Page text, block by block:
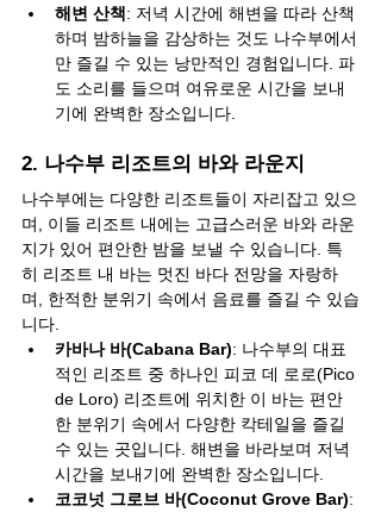
해변 산책: 저녁 시간에 해변을 따라 산책
하며 밤하늘을 감상하는 것도 나수부에서
만 즐길 수 있는 낭만적인 경험입니다. 파
도 소리를 들으며 여유로운 시간을 보내
기에 완벽한 장소입니다.
2. 나수부 리조트의 바와 라운지
나수부에는 다양한 리조트들이 자리잡고 있으
며, 이들 리조트 내에는 고급스러운 바와 라운
지가 있어 편안한 밤을 보낼 수 있습니다. 특
히 리조트 내 바는 멋진 바다 전망을 자랑하
며, 한적한 분위기 속에서 음료를 즐길 수 있습
니다.
카바나 바(Cabana Bar): 나수부의 대표
적인 리조트 중 하나인 피코 데 로로(Pico
de Loro) 리조트에 위치한 이 바는 편안
한 분위기 속에서 다양한 칵테일을 즐길
수 있는 곳입니다. 해변을 바라보며 저녁
시간을 보내기에 완벽한 장소입니다.
코코넛 그로브 바(Coconut Grove Bar):